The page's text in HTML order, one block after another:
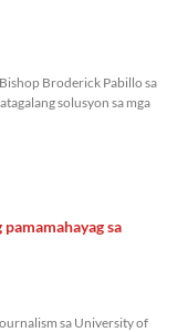
Broderick Pabillo sa
solusyon sa mga
sa
sa University of